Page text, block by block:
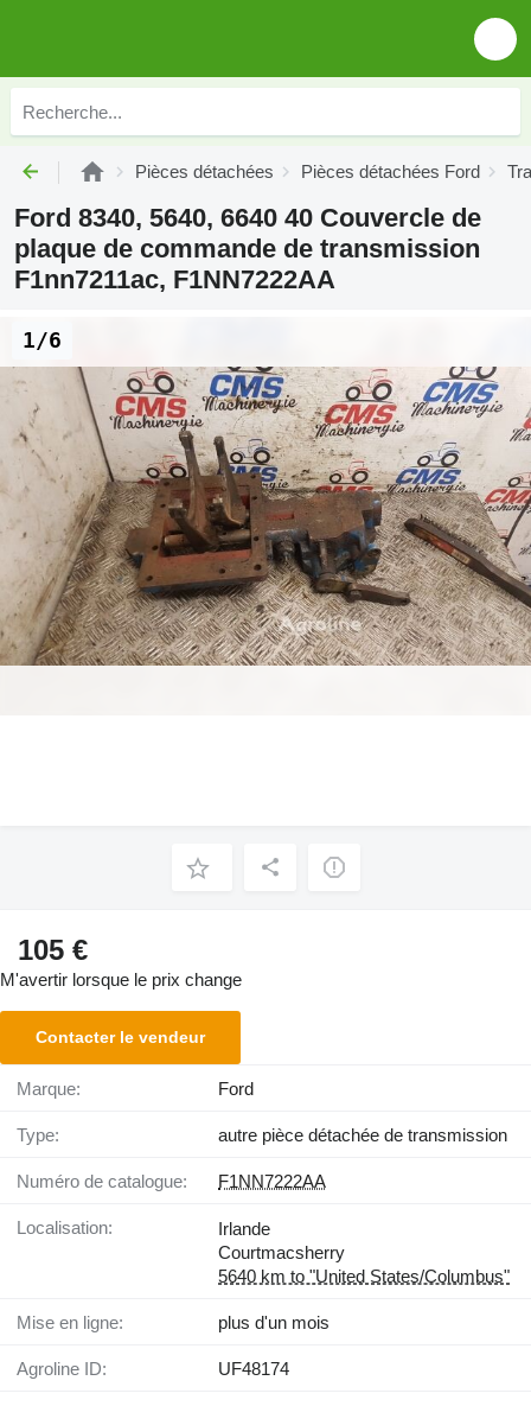
Pièces détachées Pièces détachées Ford
Ford 8340, 5640, 6640 40 Couvercle de
plaque de commande de transmission
F1nn7211ac, F1NN7222AA
1/6
105 €
M'avertir lorsque le prix change
Contacter le vendeur
Marque: Ford
Type: autre pièce détachée de transmission
Numéro de catalogue: F1NN7222AA
Localisation:
Irlande
Courtmacsherry
5640 km to "United States/Columbus"
Mise en ligne: plus d'un mois
Agroline ID: UF48174